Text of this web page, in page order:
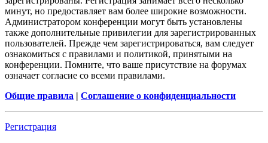
минут, но предоставляет вам более широкие возможности.
Администратором конференции могут быть установлены
также дополнительные привилегии для зарегистрированных
пользователей. Прежде чем зарегистрироваться, вам следует
ознакомиться с правилами и политикой, принятыми на
конференции. Помните, что ваше присутствие на форумах
означает согласие со всеми правилами.
Общие правила | Соглашение о конфиденциальности
Регистрация